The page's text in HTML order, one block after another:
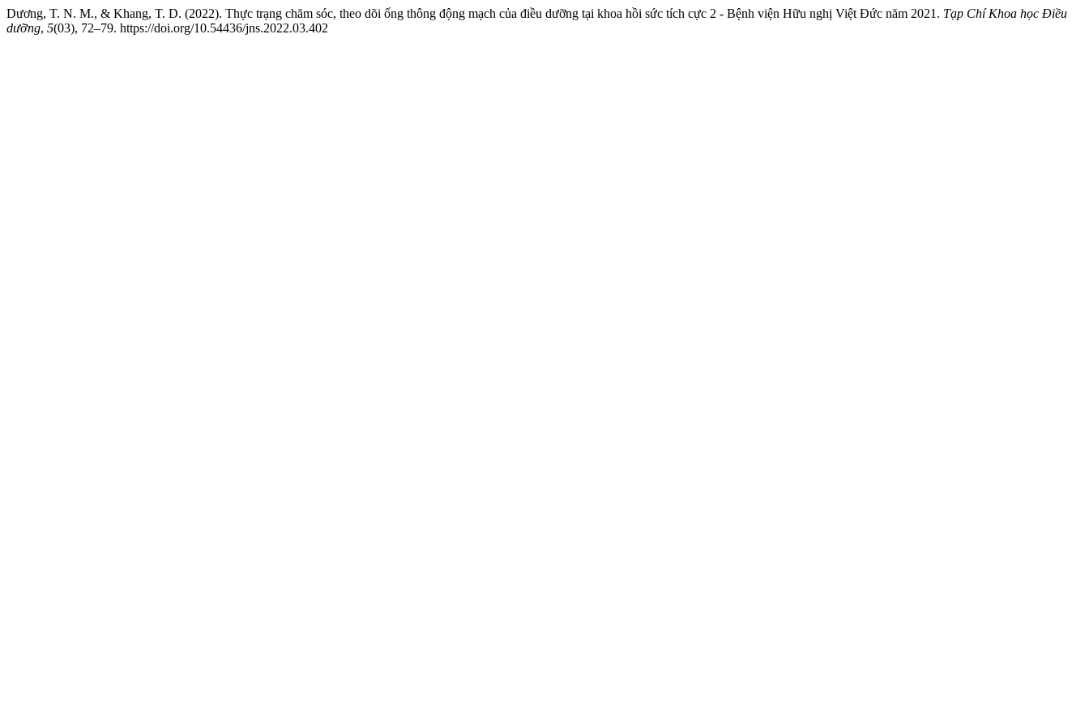
Dương, T. N. M., & Khang, T. D. (2022). Thực trạng chăm sóc, theo dõi ống thông động mạch của điều dưỡng tại khoa hồi sức tích cực 2 - Bệnh viện Hữu nghị Việt Đức năm 2021. Tạp Chí Khoa học Điều
dưỡng, 5(03), 72–79. https://doi.org/10.54436/jns.2022.03.402